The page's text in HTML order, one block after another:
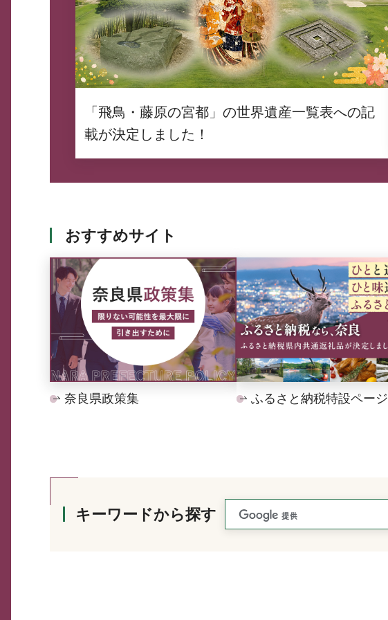
「飛鳥・藤原の宮都」の世界遺産一覧表への記
載が決定しました！
おすすめサイト
奈良県政策集 ふるさと納税特設ページ
キーワードから探す